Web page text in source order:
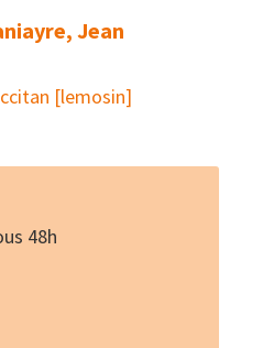
Jean
[lemosin]
48h